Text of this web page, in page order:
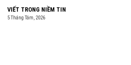
VIẾT TRONG NIỀM TIN
5 Tháng Tám, 2026